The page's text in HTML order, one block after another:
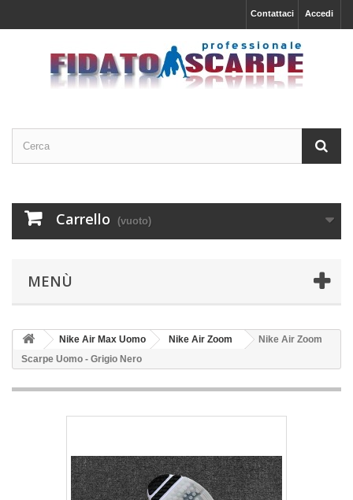
Accedi
Contattaci
Carrello (vuoto)
MENÙ
Nike Air Max Uomo Nike Air Zoom
Nike Air Zoom
Scarpe Uomo - Grigio Nero